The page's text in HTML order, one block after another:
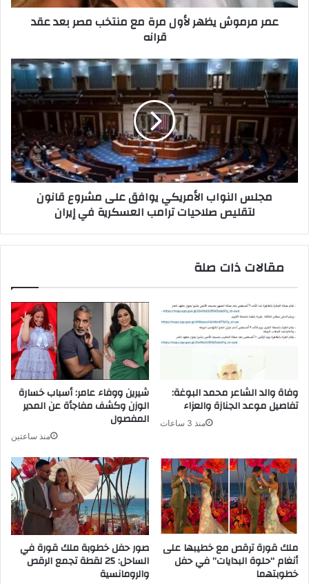
بعد
عمر مرموش يظهر لأول مرة مع منتخب مصر بعد عقد
قرانه
مجلس
النواب
الأمريكي
يوافق
مشروع
قانون
لتقليص
صلاحيات
مجلس النواب الأمريكي يوافق على مشروع قانون
لتقليص صلاحيات ترامب العسكرية في إيران
مقالات ذات صلة
شيرين ووفاء عامر: أسباب خسارة
الوزن وكشف مفاجأة عن المدير
المفصول
منذ ساعتين
وفاة والد الشاعر محمد البوغة:
تفاصيل موعد الجنازة والعزاء
منذ 3 ساعات
صور حفل خطوبة ملك قورة في
الساحل: 25 لقطة تجمع الرقص
والرومانسية
ملك قورة ترقص مع خطيبها على
أنغام “حلوة البدايات” في حفل
خطوبتهما